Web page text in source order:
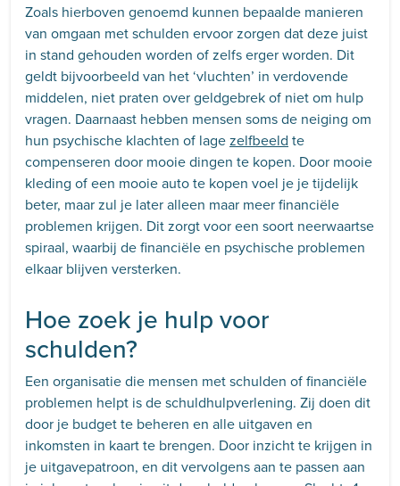
Zoals hierboven genoemd kunnen bepaalde manieren
van omgaan met schulden ervoor zorgen dat deze juist
in stand gehouden worden of zelfs erger worden. Dit
geldt bijvoorbeeld van het ‘vluchten’ in verdovende
middelen, niet praten over geldgebrek of niet om hulp
vragen. Daarnaast hebben mensen soms de neiging om
hun psychische klachten of lagezelfbeeld te
compenseren door mooie dingen te kopen. Door mooie
kleding of een mooie auto te kopen voel je je tijdelijk
beter, maar zul je later alleen maar meer financiële
problemen krijgen. Dit zorgt voor een soort neerwaartse
spiraal, waarbij de financiële en psychische problemen
elkaar blijven versterken.
Hoe zoek je hulp voor
schulden?
Een organisatie die mensen met schulden of financiële
problemen helpt is de schuldhulpverlening. Zij doen dit
door je budget te beheren en alle uitgaven en
inkomsten in kaart te brengen. Door inzicht te krijgen in
je uitgavepatroon, en dit vervolgens aan te passen aan